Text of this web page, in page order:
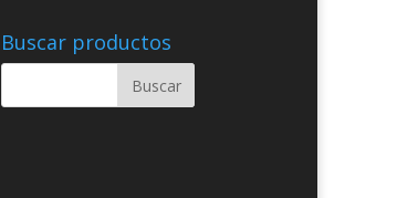
Buscar productos